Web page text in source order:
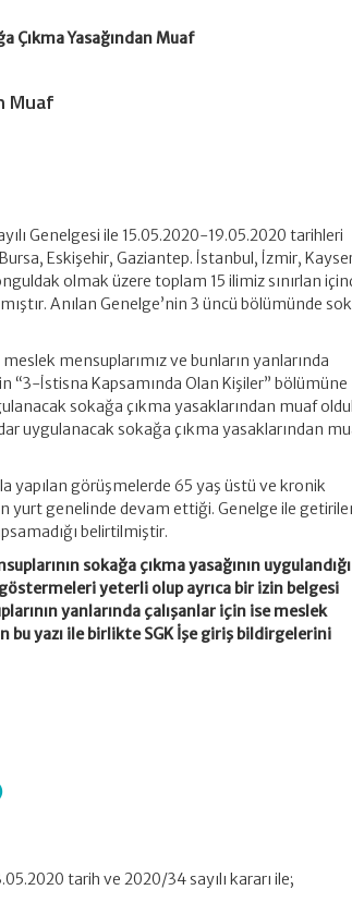
Çıkma Yasağından Muaf
Muaf
Genelgesi ile 15.05.2020-19.05.2020 tarihleri
Eskişehir, Gaziantep. İstanbul, İzmir,
olmak üzere toplam 15 ilimiz sınırlan
Anılan Genelge’nin 3 üncü bölümünde
mensuplarımız ve bunların yanlarında
“3-İstisna Kapsamında Olan Kişiler” bölümüne
sokağa çıkma yasaklarından muaf
uygulanacak sokağa çıkma yasaklarından
yapılan görüşmelerde 65 yaş üstü ve kronik
yurt genelinde devam ettiği. Genelge ile
belirtilmiştir.
sokağa çıkma yasağının uygulandığı
yeterli olup ayrıca bir izin belgesi
yanlarında çalışanlar için ise meslek
bu yazı ile birlikte SGK İşe giriş bildirgelerini
tarih ve 2020/34 sayılı kararı ile;